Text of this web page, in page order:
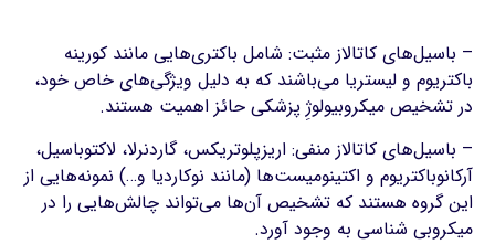
– باسیل‌های کاتالاز مثبت: شامل باکتری‌هایی مانند کورینه
باکتریوم و لیستریا می‌باشند که به دلیل ویژگی‌های خاص خود،
در تشخیص میکروبیولوژِ پزشکی حائز اهمیت هستند.
– باسیل‌های کاتالاز منفی: اریزپلوتریکس، گاردنرلا، لاکتوباسیل،
آرکانوباکتریوم و اکتینومیست‌ها (مانند نوکاردیا و…) نمونه‌هایی از
این گروه هستند که تشخیص آن‌ها می‌تواند چالش‌هایی را در
میکروبی شناسی به وجود آورد.